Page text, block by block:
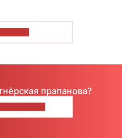
прапанова?